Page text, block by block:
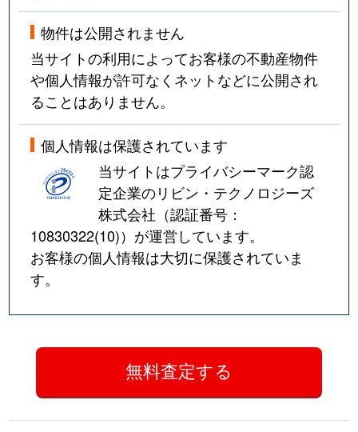
物件は公開されません
当サイトの利用によってお客様の不動産物件
や個人情報が許可なくネットなどに公開され
ることはありません。
個人情報は保護されています
当サイトはプライバシーマーク認
定企業のリビン・テクノロジーズ
株式会社（認証番号：
10830322(10)）が運営しています。
お客様の個人情報は大切に保護されていま
す。